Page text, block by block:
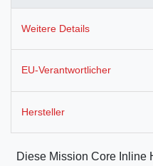
Weitere Details
EU-Verantwortlicher
Hersteller
Diese Mission Core Inline